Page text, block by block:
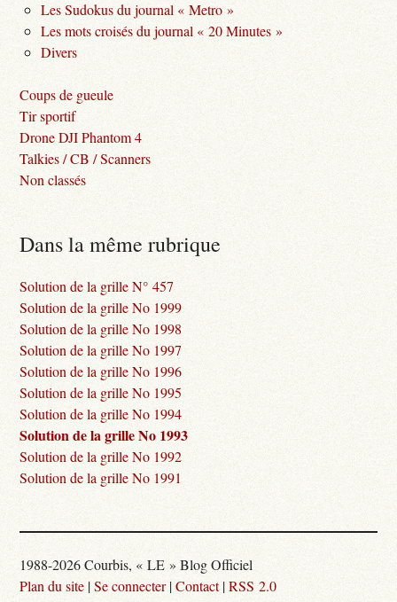
Les Sudokus du journal « Metro »
Les mots croisés du journal « 20 Minutes »
Divers
Coups de gueule
Tir sportif
Drone DJI Phantom 4
Talkies / CB / Scanners
Non classés
Dans la même rubrique
Solution de la grille N° 457
Solution de la grille No 1999
Solution de la grille No 1998
Solution de la grille No 1997
Solution de la grille No 1996
Solution de la grille No 1995
Solution de la grille No 1994
Solution de la grille No 1993
Solution de la grille No 1992
Solution de la grille No 1991
1988-2026 Courbis, « LE » Blog Officiel
Plan du site |Se connecter|Contact|RSS 2.0